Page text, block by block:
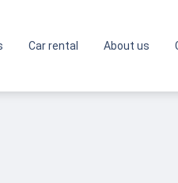
Car rental About us